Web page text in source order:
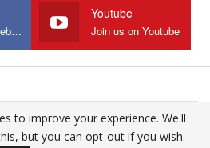
Join us on Facebook
Youtube
Join us on Youtube
All Rights Reserved.
to improve your experience. We'll
but you can opt-out if you wish.